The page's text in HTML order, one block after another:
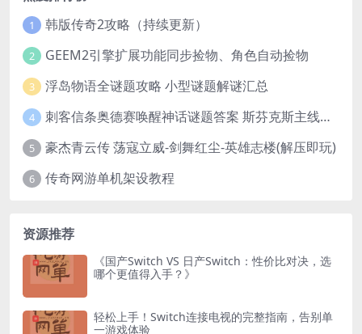
1 韩版传奇2攻略（持续更新）
2 GEEM2引擎扩展功能同步捡物、角色自动捡物
3 浮岛物语全谜题攻略 小型谜题解谜汇总
4 刺客信条奥德赛唤醒神话谜题答案 斯芬克斯主线攻略
5 豪杰青云传 荡寇立威-剑舞红尘-英雄志楼(解压即玩)
6 传奇网游单机架设教程
资源推荐
《国产Switch VS 日产Switch：性价比对决，选
哪个更值得入手？》
轻松上手！Switch连接电视的完整指南，告别单
一游戏体验